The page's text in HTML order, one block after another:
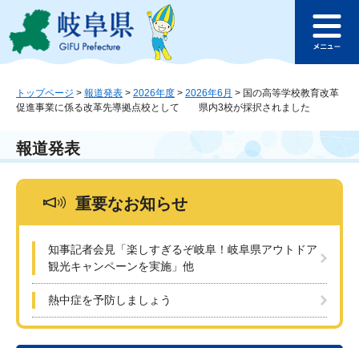
ジ
ュ
本
このページの本文へ
ュ
トップページ > 報道発表 > 2026年度 > 2026年6月 > 国の高等学校教育改革
促進事業に係る改革先導拠点校として 県内3校が採択されました
報道発表
重要なお知らせ
知事記者会見「楽しすぎるぞ岐阜！岐阜県アウトドア
観光キャンペーンを実施」他
熱中症を予防しましょう